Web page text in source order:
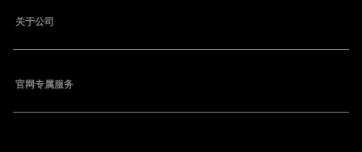
关于公司
官网专属服务